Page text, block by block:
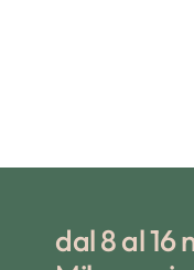
dal 8 al 16